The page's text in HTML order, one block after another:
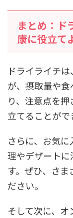
まとめ：ド
康に役立て
ドライライチ
が、摂取量や
り、注意点を
立てることがで
さらに、お気
理やデザートに
す。ぜひ、さま
ださい。
そして次に、